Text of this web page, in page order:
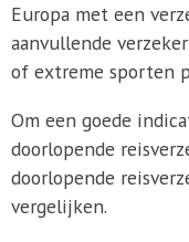
Europa met een
aanvullende
of extreme sporten
Om een goede
doorlopende
doorlopende
vergelijken.